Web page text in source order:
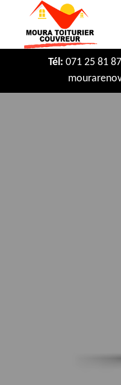
Tél: 071 25 81 87